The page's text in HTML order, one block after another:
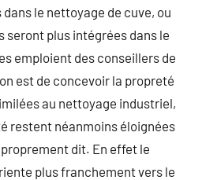
dans le nettoyage de cuve, ou
seront plus intégrées dans le
emploient des conseillers de
est de concevoir la propreté
au nettoyage industriel,
restent néanmoins éloignées
dit. En effet le
plus franchement vers le